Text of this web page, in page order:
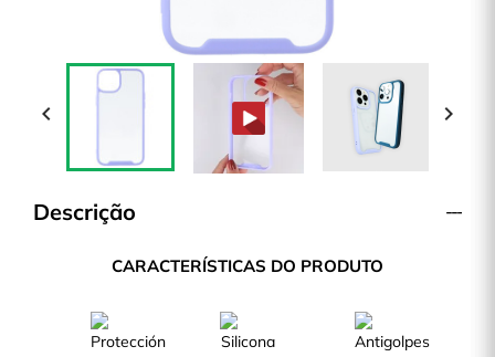
 
Descrição
CARACTERÍSTICAS DO PRODUTO